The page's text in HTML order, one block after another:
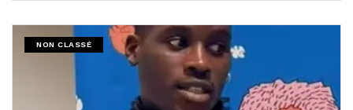
NON CLASSÉ